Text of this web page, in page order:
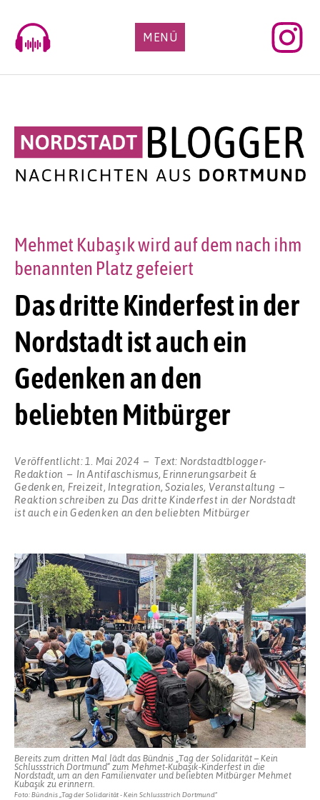
content
MENÜ
Das dritte Kinderfest in der
Nordstadt ist auch ein
Gedenken an den
beliebten Mitbürger
Mehmet Kubaşık wird auf dem nach ihm
benannten Platz gefeiert
Veröffentlicht: 1. Mai 2024 Text: Nordstadtblogger-
Redaktion
InAntifaschismus,Erinnerungsarbeit &
Gedenken, Freizeit, Integration,Soziales, Veranstaltung
Reaktion schreiben zu Das dritte Kinderfest in der Nordstadt
ist auch ein Gedenken an den beliebten Mitbürger
Bereits zum dritten Mal lädt das Bündnis „Tag der Solidarität – Kein
Schlussstrich Dortmund“ zum Mehmet-Kubaşık-Kinderfest in die
Nordstadt, um an den Familienvater und beliebten Mitbürger Mehmet
Kubaşık zu erinnern.
Foto: Bündnis „Tag der Solidarität - Kein Schlussstrich Dortmund“